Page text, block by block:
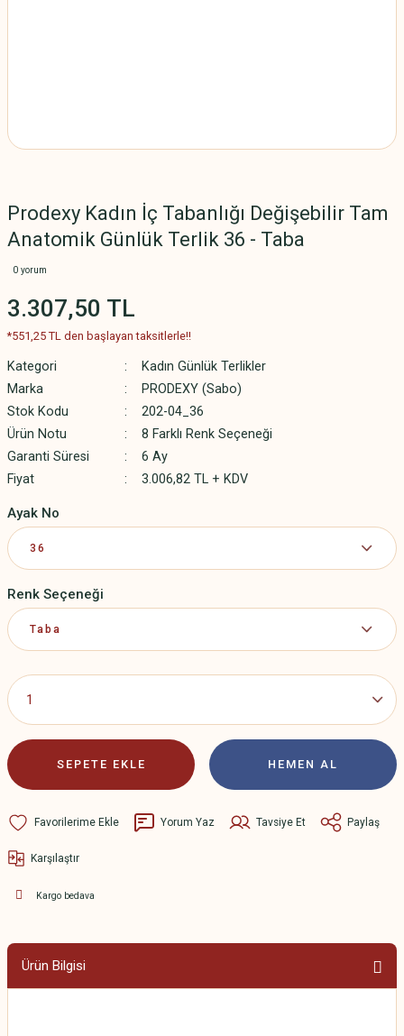
Prodexy Kadın İç Tabanlığı Değişebilir Tam
Anatomik Günlük Terlik 36 - Taba
0 yorum
3.307,50 TL
*551,25 TL den başlayan taksitlerle!!
Kategori
Kadın Günlük Terlikler
Marka
PRODEXY (Sabo)
Stok Kodu
202-04_36
Ürün Notu
8 Farklı Renk Seçeneği
Garanti Süresi
6 Ay
Fiyat
3.006,82 TL + KDV
Ayak No
Renk Seçeneği
SEPETE EKLE HEMEN AL
Yorum Yaz Tavsiye Et Paylaş
Karşılaştır
Kargo bedava
Ürün Bilgisi